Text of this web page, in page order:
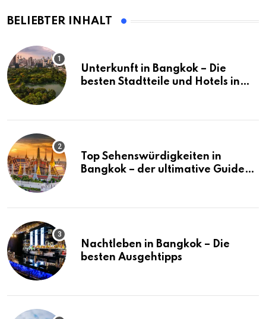
BELIEBTER INHALT
Unterkunft in Bangkok – Die
besten Stadtteile und Hotels in
Top Sehenswürdigkeiten in
Bangkok – der ultimative Guide
Nachtleben in Bangkok – Die
besten Ausgehtipps